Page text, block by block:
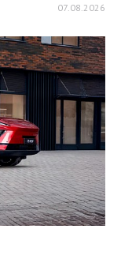
07.08.2026